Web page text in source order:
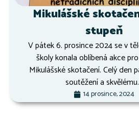
Mikulášské
stupeň
V pátek 6. prosince 2024 se v
školy konala oblíbená akce
Mikulášské skotačení. Celý den
soutěžení a
14 prosince, 2024